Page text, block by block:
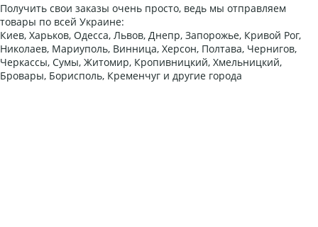
Получить свои заказы очень просто, ведь мы отправляем
товары по всей Украине:
Киев, Харьков, Одесса, Львов, Днепр, Запорожье, Кривой Рог,
Николаев, Мариуполь, Винница, Херсон, Полтава, Чернигов,
Черкассы, Сумы, Житомир, Кропивницкий, Хмельницкий,
Бровары, Борисполь, Кременчуг и другие города